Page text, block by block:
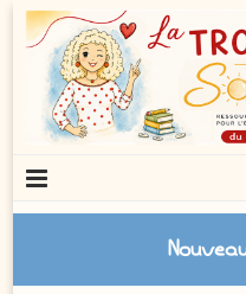
Nouveautés: